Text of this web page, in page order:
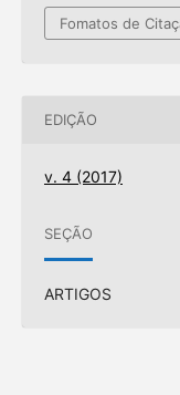
Fomatos de
EDIÇÃO
v. 4 (2017)
SEÇÃO
ARTIGOS